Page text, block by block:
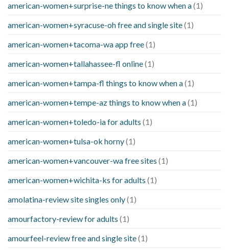
american-women+surprise-ne things to know when a(1)
american-women+syracuse-oh free and single site(1)
american-women+tacoma-wa app free(1)
american-women+tallahassee-fl online(1)
american-women+tampa-fl things to know when a(1)
american-women+tempe-az things to know when a(1)
american-women+toledo-ia for adults (1)
american-women+tulsa-ok horny(1)
american-women+vancouver-wa free sites (1)
american-women+wichita-ks for adults (1)
amolatina-review site singles only(1)
amourfactory-review for adults (1)
amourfeel-review free and single site(1)